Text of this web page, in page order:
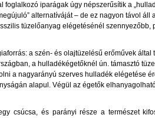
iparágak úgy népszerűsítik a
alternatíváját – de ez nagyon távol áll
tüzelőanyag elégetésénél szennyezőbb,
a szén- és olajtüzelésű erőművek által
a hulladékégetőknél ún. támasztó
a nagyarányú szerves hulladék elégetése
alapul. Végül az égetők
csúcsa, és parányi része a természet